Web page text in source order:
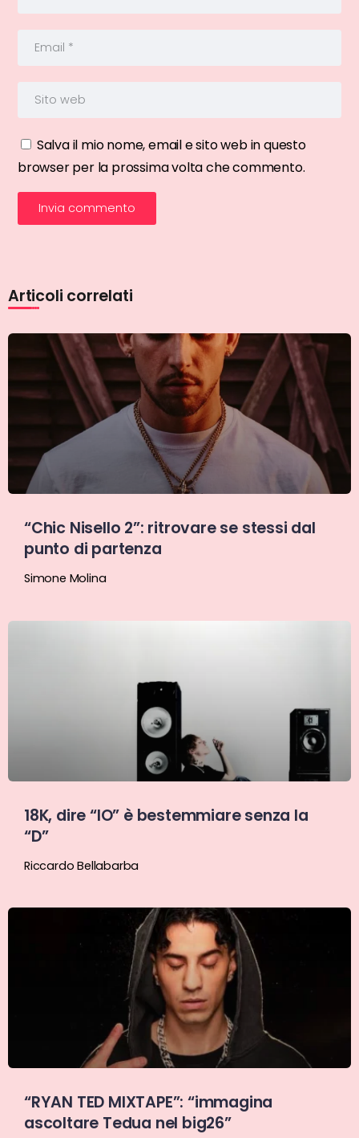
Salva il mio nome, email e sito web in questo
browser per la prossima volta che commento.
Articoli correlati
“Chic Nisello 2”: ritrovare se stessi dal
punto di partenza
Simone Molina
18K, dire “IO” è bestemmiare senza la
“D”
Riccardo Bellabarba
“RYAN TED MIXTAPE”: “immagina
ascoltare Tedua nel big26”